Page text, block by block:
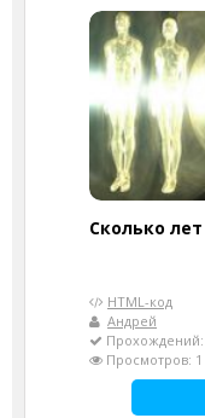
Cколько
HTML-код
Андрей
Прохождений:
Просмотров: 1